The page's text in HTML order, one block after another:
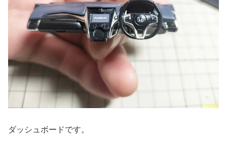
ダッシュボードです。